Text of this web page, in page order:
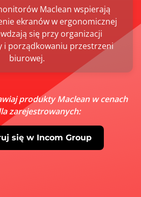
Maclean wspierają
ekranów w ergonomicznej
się przy organizacji
i porządkowaniu przestrzeni
biurowej.
produkty Maclean w cenach
zarejestrowanych:
się w Incom Group